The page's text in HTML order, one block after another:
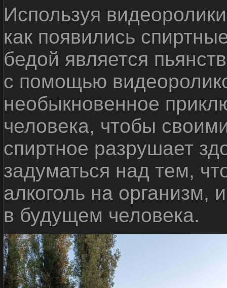
Используя
как появились
бедой является
с помощью
необыкновенное
человека, чтобы
спиртное разрушает
задуматься над тем,
алкоголь на организм,
в будущем человека.